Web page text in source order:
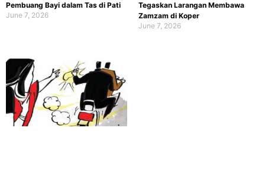
Pembuang Bayi dalam Tas di Pati
June 7, 2026
Tegaskan Larangan Membawa
Zamzam di Koper
June 7, 2026